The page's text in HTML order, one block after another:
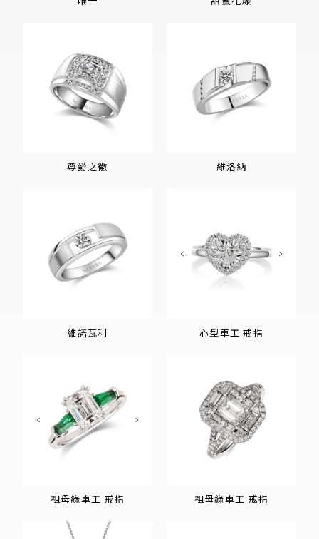
尊爵之徽 維洛納
維諾瓦利 心型車工 戒指
祖母綠車工 戒指 祖母綠車工 戒指